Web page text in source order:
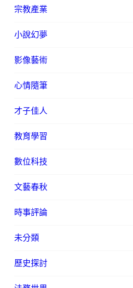
宗教產業
小說幻夢
影像藝術
心情隨筆
才子佳人
教育學習
數位科技
文藝春秋
時事評論
未分類
歷史探討